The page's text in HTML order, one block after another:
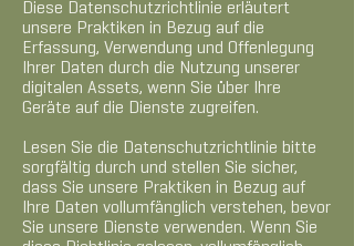
Diese Datenschutzrichtlinie erläutert
unsere Praktiken in Bezug auf die
Erfassung, Verwendung und Offenlegung
Ihrer Daten durch die Nutzung unserer
digitalen Assets, wenn Sie über Ihre
Geräte auf die Dienste zugreifen.
Lesen Sie die Datenschutzrichtlinie bitte
sorgfältig durch und stellen Sie sicher,
dass Sie unsere Praktiken in Bezug auf
Ihre Daten vollumfänglich verstehen, bevor
Sie unsere Dienste verwenden. Wenn Sie